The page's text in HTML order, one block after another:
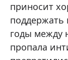
приносит
поддержать
годы между
пропала